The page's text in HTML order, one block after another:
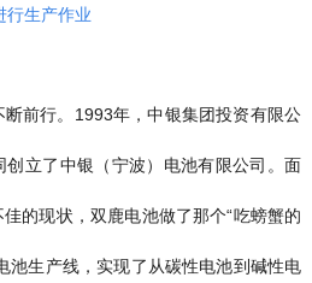
行生产作业
前行。1993年，中银集团投资有限公
立了中银（宁波）电池有限公司。面
的现状，双鹿电池做了那个“吃螃蟹的
池生产线，实现了从碳性电池到碱性电